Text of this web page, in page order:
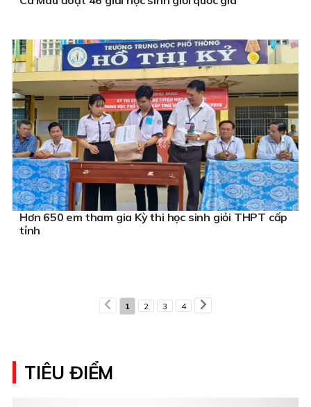
Hơn 650 em tham gia Kỳ thi học sinh giỏi THPT cấp
tỉnh
1 2 3 4
TIÊU ĐIỂM